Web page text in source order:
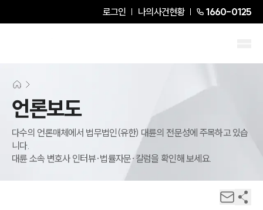
로그인 나의사건현황 1660-0125
언론보도
다수의 언론매체에서 법무법인(유한) 대륜의 전문성에 주목하고 있습
니다.
대륜 소속 변호사 인터뷰·법률자문·칼럼을 확인해 보세요.